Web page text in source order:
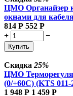
ЦМО Органайзер
окнами для
814 Р 552 Р
+
−
Купить
Скидка 25%
ЦМО
(0/+60С) (KTS 011-
1 948 Р 1 459 Р